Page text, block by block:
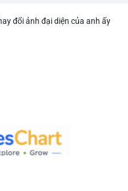
đầu cho việc gom hàng vào
ngược lại, chuyển lên sàn
sang ví lạnh, đây là tín
đổi ảnh đại diện của anh ấy